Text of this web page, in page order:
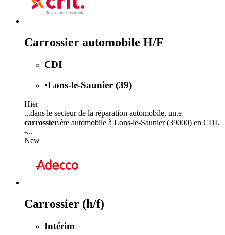
Carrossier automobile H/F
CDI
•Lons-le-Saunier (39)
Hier
...dans le secteur de la réparation automobile, un.e
carrossier.ère automobile à Lons-le-Saunier (39000) en CDI.
-...
New
Carrossier (h/f)
Intérim